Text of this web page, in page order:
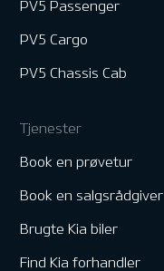
PV5 Passenger
PV5 Cargo
PV5 Chassis Cab
Tjenester
Book en prøvetur
Book en salgsrådgiver
Brugte Kia biler
Find Kia forhandler